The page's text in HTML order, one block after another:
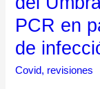
PCR en
de
Covid, revisiones
sobre
la
utilidad
del
Umbral